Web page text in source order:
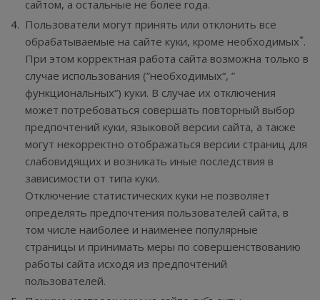
сайтом, а остальные не более года.
Пользователи могут принять или отклонить все
обрабатываемые на сайте куки, кроме необходимых*.
При этом корректная работа сайта возможна только в
случае использования (”необходимых“, ”
функциональных“) куки. В случае их отключения
может потребоваться совершать повторный выбор
предпочтений куки, языковой версии сайта, а также
могут некорректно отображаться версии страниц для
слабовидящих и возникать иные последствия в
зависимости от типа куки.
Отключение статистических куки не позволяет
определять предпочтения пользователей сайта, в
том числе наиболее и наименее популярные
страницы и принимать меры по совершенствованию
работы сайта исходя из предпочтений
пользователей.